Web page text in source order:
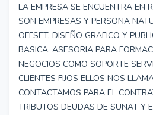
LA EMPRESA SE ENCUENTRA EN
SON EMPRESAS Y PERSONA
OFFSET, DISEÑO GRAFICO Y
BASICA. ASESORIA PARA
NEGOCIOS COMO SOPORTE
CLIENTES FIJOS ELLOS NOS
CONTACTAMOS PARA EL
TRIBUTOS DEUDAS DE SUNAT Y